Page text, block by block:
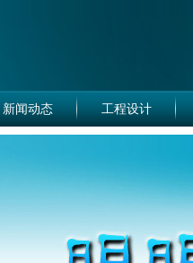
新闻动态 工程设计